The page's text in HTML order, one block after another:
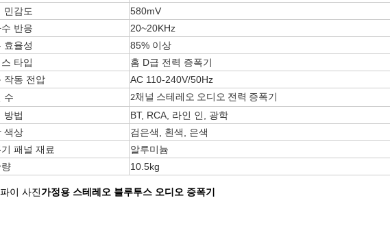
민감도
580mV
반응
20~20KHz
효율성
85% 이상
타입
홈 D급 전력 증폭기
작동 전압
AC 110-240V/50Hz
수
2채널 스테레오 오디오 전력 증폭기
방법
BT, RCA, 라인 인, 광학
색상
검은색, 흰색, 은색
패널 재료
알루미늄
10.5kg
이 사진가정용 스테레오 블루투스 오디오 증폭기